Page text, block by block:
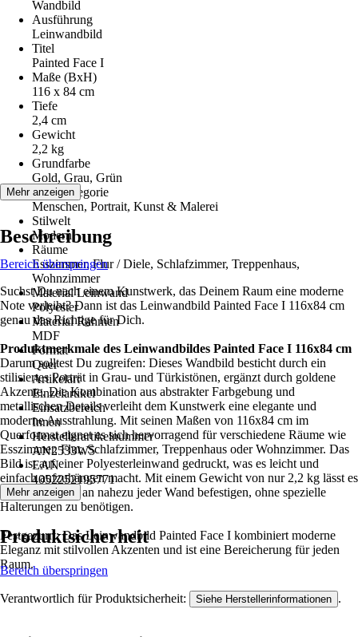
Wandbild
Ausführung
Leinwandbild
Titel
Painted Face I
Maße (BxH)
116 x 84 cm
Tiefe
2,4 cm
Gewicht
2,2 kg
Grundfarbe
Gold, Grau, Grün
Motivkategorie
Menschen, Portrait, Kunst & Malerei
Stilwelt
Modern
Räume
Esszimmer, Flur / Diele, Schlafzimmer, Treppenhaus,
Wohnzimmer
Material Leinwand
Polyester
Material Rahmen
MDF
Format
Quer
Artikelart
Einzelartikel
Einsatzbereich
Innen
Herstellerartikelnummer
AN2533W5
EAN
4052252195771
Mehr anzeigen
Beschreibung
Bereich überspringen
Suchst Du nach einem Kunstwerk, das Deinem Raum eine moderne
Note verleiht? Dann ist das Leinwandbild Painted Face I 116x84 cm
genau das Richtige für Dich.
Produktmerkmale des Leinwandbildes Painted Face I 116x84 cm
Darum solltest Du zugreifen: Dieses Wandbild besticht durch ein
stilisiertes Porträt in Grau- und Türkistönen, ergänzt durch goldene
Akzente. Die Kombination aus abstrakter Farbgebung und
metallischen Details verleiht dem Kunstwerk eine elegante und
moderne Ausstrahlung. Mit seinen Maßen von 116x84 cm im
Querformat eignet es sich hervorragend für verschiedene Räume wie
Esszimmer, Flur, Schlafzimmer, Treppenhaus oder Wohnzimmer. Das
Bild ist auf einer Polyesterleinwand gedruckt, was es leicht und
einfach aufzuhängen macht. Mit einem Gewicht von nur 2,2 kg lässt es
sich problemlos an nahezu jeder Wand befestigen, ohne spezielle
Halterungen zu benötigen.
Festgezurrt: Das Leinwandbild Painted Face I kombiniert moderne
Eleganz mit stilvollen Akzenten und ist eine Bereicherung für jeden
Raum.
Mehr anzeigen
Produktsicherheit
Bereich überspringen
Verantwortlich für Produktsicherheit: Siehe Herstellerinformationen .